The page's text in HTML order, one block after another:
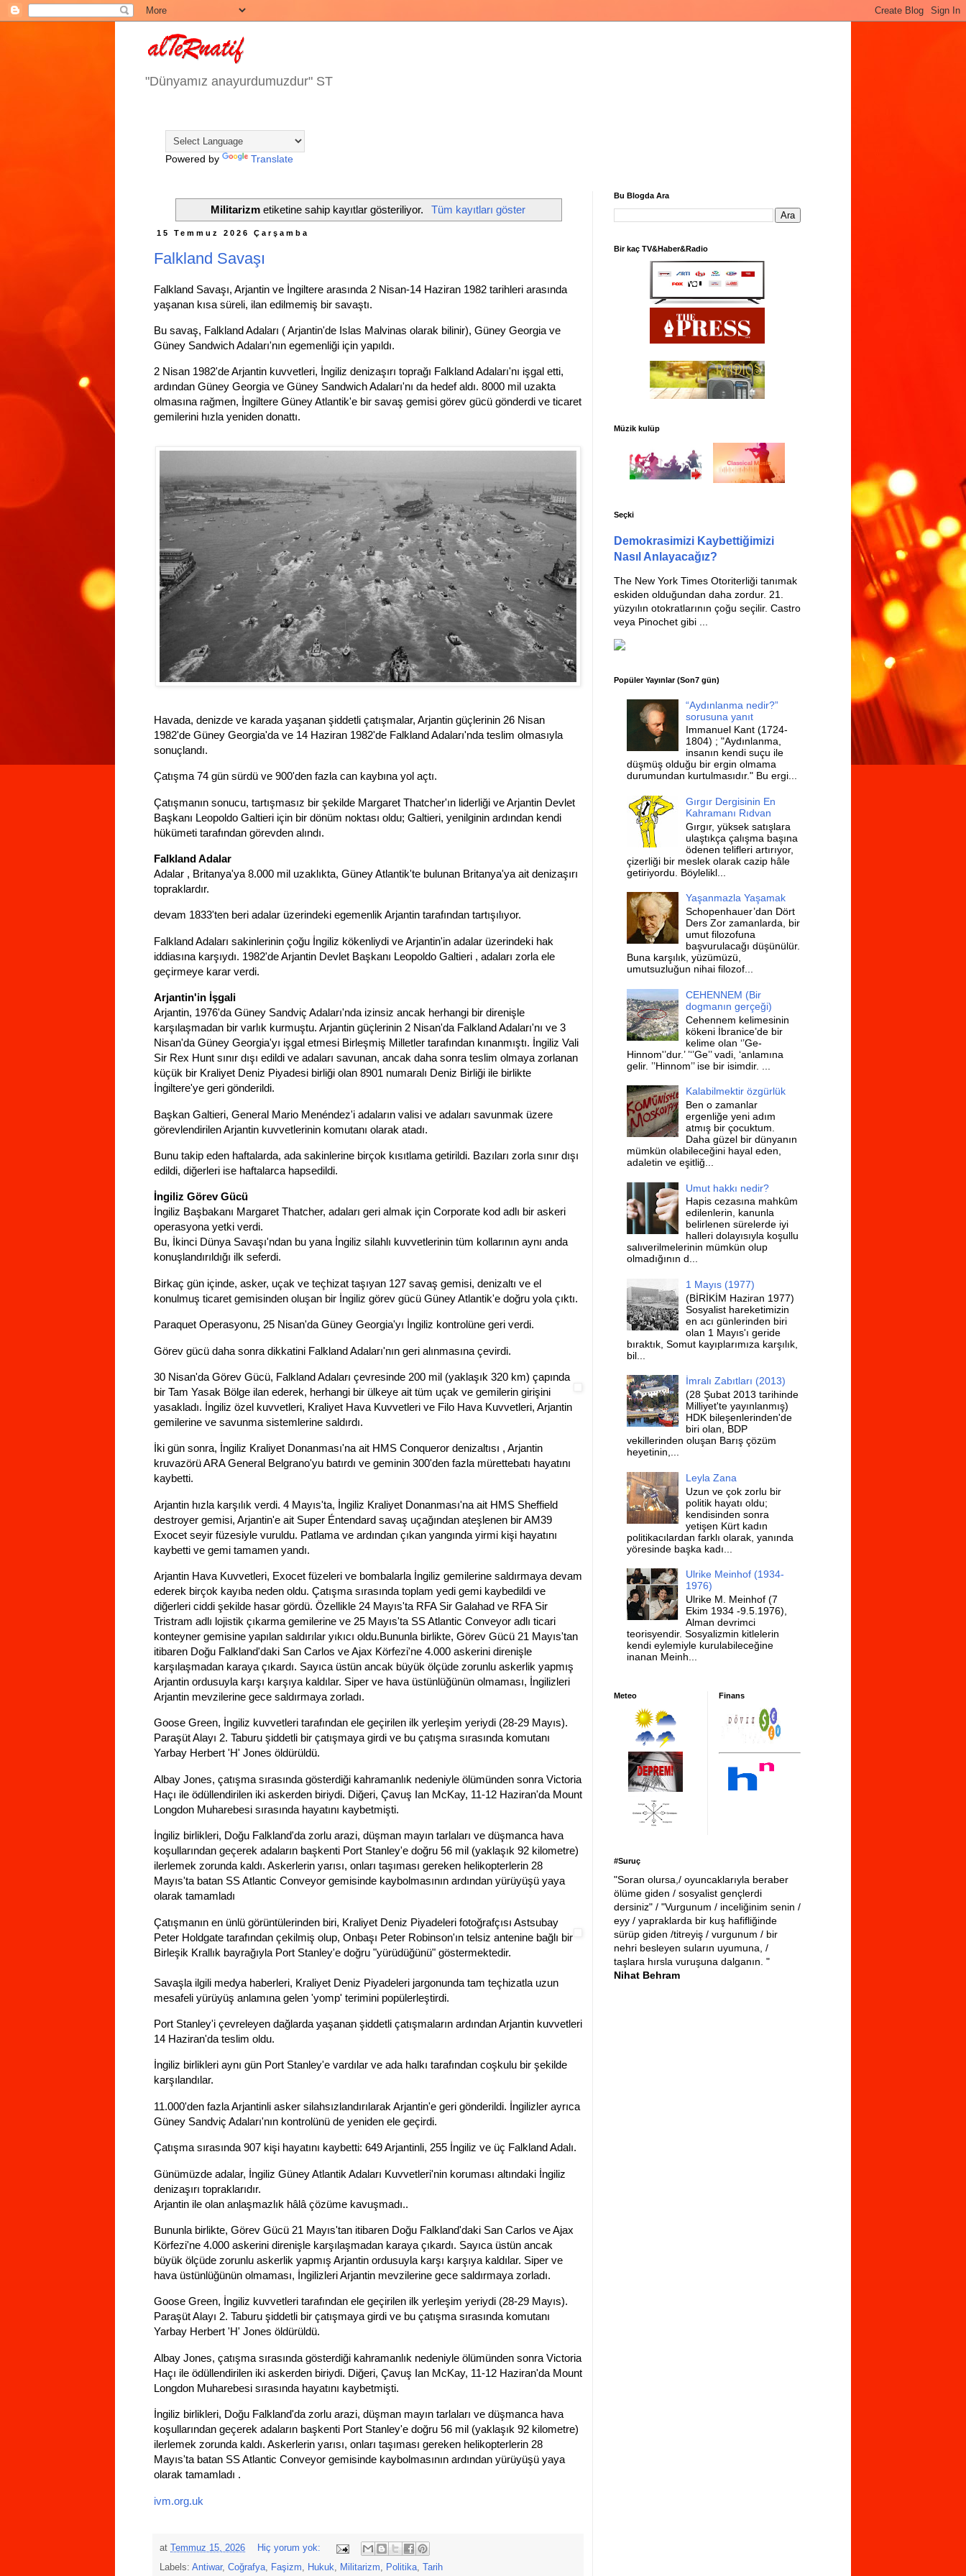
"Dünyamız anayurdumuzdur" ST
Powered by Translate
Militarizm etiketine sahip kayıtlar gösteriliyor. Tüm kayıtları göster
15 Temmuz 2026 Çarşamba
Falkland Savaşı
Falkland Savaşı, Arjantin ve İngiltere arasında 2 Nisan-14 Haziran 1982 tarihleri ​​arasında
yaşanan kısa süreli, ilan edilmemiş bir savaştı.
Bu savaş, Falkland Adaları ( Arjantin'de Islas Malvinas olarak bilinir), Güney Georgia ve
Güney Sandwich Adaları'nın egemenliği için yapıldı.
2 Nisan 1982'de Arjantin kuvvetleri, İngiliz denizaşırı toprağı Falkland Adaları'nı işgal etti,
ardından Güney Georgia ve Güney Sandwich Adaları'nı da hedef aldı. 8000 mil uzakta
olmasına rağmen, İngiltere Güney Atlantik'e bir savaş gemisi görev gücü gönderdi ve ticaret
gemilerini hızla yeniden donattı.
Havada, denizde ve karada yaşanan şiddetli çatışmalar, Arjantin güçlerinin 26 Nisan
1982'de Güney Georgia'da ve 14 Haziran 1982'de Falkland Adaları'nda teslim olmasıyla
sonuçlandı.
Çatışma 74 gün sürdü ve 900'den fazla can kaybına yol açtı.
Çatışmanın sonucu, tartışmasız bir şekilde Margaret Thatcher'ın liderliği ve Arjantin Devlet
Başkanı Leopoldo Galtieri için bir dönüm noktası oldu; Galtieri, yenilginin ardından kendi
hükümeti tarafından görevden alındı.
Falkland Adalar
Adalar , Britanya'ya 8.000 mil uzaklıkta, Güney Atlantik'te bulunan Britanya'ya ait denizaşırı
topraklardır.
devam 1833'ten beri adalar üzerindeki egemenlik Arjantin tarafından tartışılıyor.
Falkland Adaları sakinlerinin çoğu İngiliz kökenliydi ve Arjantin'in adalar üzerindeki hak
iddiasına karşıydı. 1982'de Arjantin Devlet Başkanı Leopoldo Galtieri , adaları zorla ele
geçirmeye karar verdi.
Arjantin'in İşgali
Arjantin, 1976'da Güney Sandviç Adaları'nda izinsiz ancak herhangi bir direnişle
karşılaşmadan bir varlık kurmuştu. Arjantin güçlerinin 2 Nisan'da Falkland Adaları'nı ve 3
Nisan'da Güney Georgia'yı işgal etmesi Birleşmiş Milletler tarafından kınanmıştı. İngiliz Vali
Sir Rex Hunt sınır dışı edildi ve adaları savunan, ancak daha sonra teslim olmaya zorlanan
küçük bir Kraliyet Deniz Piyadesi birliği olan 8901 numaralı Deniz Birliği ile birlikte
İngiltere'ye geri gönderildi.
Başkan Galtieri, General Mario Menéndez'i adaların valisi ve adaları savunmak üzere
görevlendirilen Arjantin kuvvetlerinin komutanı olarak atadı.
Bunu takip eden haftalarda, ada sakinlerine birçok kısıtlama getirildi. Bazıları zorla sınır dışı
edildi, diğerleri ise haftalarca hapsedildi.
İngiliz Görev Gücü
İngiliz Başbakanı Margaret Thatcher, adaları geri almak için Corporate kod adlı bir askeri
operasyona yetki verdi.
Bu, İkinci Dünya Savaşı'ndan bu yana İngiliz silahlı kuvvetlerinin tüm kollarının aynı anda
konuşlandırıldığı ilk seferdi.
Birkaç gün içinde, asker, uçak ve teçhizat taşıyan 127 savaş gemisi, denizaltı ve el
konulmuş ticaret gemisinden oluşan bir İngiliz görev gücü Güney Atlantik'e doğru yola çıktı.
Paraquet Operasyonu, 25 Nisan'da Güney Georgia'yı İngiliz kontrolüne geri verdi.
Görev gücü daha sonra dikkatini Falkland Adaları'nın geri alınmasına çevirdi.
30 Nisan'da Görev Gücü, Falkland Adaları çevresinde 200 mil (yaklaşık 320 km) çapında
bir Tam Yasak Bölge ilan ederek, herhangi bir ülkeye ait tüm uçak ve gemilerin girişini
yasakladı. İngiliz özel kuvvetleri, Kraliyet Hava Kuvvetleri ve Filo Hava Kuvvetleri, Arjantin
gemilerine ve savunma sistemlerine saldırdı.
İki gün sonra, İngiliz Kraliyet Donanması'na ait HMS Conqueror denizaltısı , Arjantin
kruvazörü ARA General Belgrano'yu batırdı ve geminin 300'den fazla mürettebatı hayatını
kaybetti.
Arjantin hızla karşılık verdi. 4 Mayıs'ta, İngiliz Kraliyet Donanması'na ait HMS Sheffield
destroyer gemisi, Arjantin'e ait Super Éntendard savaş uçağından ateşlenen bir AM39
Exocet seyir füzesiyle vuruldu. Patlama ve ardından çıkan yangında yirmi kişi hayatını
kaybetti ve gemi tamamen yandı.
Arjantin Hava Kuvvetleri, Exocet füzeleri ve bombalarla İngiliz gemilerine saldırmaya devam
ederek birçok kayıba neden oldu. Çatışma sırasında toplam yedi gemi kaybedildi ve
diğerleri ciddi şekilde hasar gördü. Özellikle 24 Mayıs'ta RFA Sir Galahad ve RFA Sir
Tristram adlı lojistik çıkarma gemilerine ve 25 Mayıs'ta SS Atlantic Conveyor adlı ticari
konteyner gemisine yapılan saldırılar yıkıcı oldu.Bununla birlikte, Görev Gücü 21 Mayıs'tan
itibaren Doğu Falkland'daki San Carlos ve Ajax Körfezi'ne 4.000 askerini direnişle
karşılaşmadan karaya çıkardı. Sayıca üstün ancak büyük ölçüde zorunlu askerlik yapmış
Arjantin ordusuyla karşı karşıya kaldılar. Siper ve hava üstünlüğünün olmaması, İngilizleri
Arjantin mevzilerine gece saldırmaya zorladı.
Goose Green, İngiliz kuvvetleri tarafından ele geçirilen ilk yerleşim yeriydi (28-29 Mayıs).
Paraşüt Alayı 2. Taburu şiddetli bir çatışmaya girdi ve bu çatışma sırasında komutanı
Yarbay Herbert 'H' Jones öldürüldü.
Albay Jones, çatışma sırasında gösterdiği kahramanlık nedeniyle ölümünden sonra Victoria
Haçı ile ödüllendirilen iki askerden biriydi. Diğeri, Çavuş Ian McKay, 11-12 Haziran'da Mount
Longdon Muharebesi sırasında hayatını kaybetmişti.
İngiliz birlikleri, Doğu Falkland'da zorlu arazi, düşman mayın tarlaları ve düşmanca hava
koşullarından geçerek adaların başkenti Port Stanley'e doğru 56 mil (yaklaşık 92 kilometre)
ilerlemek zorunda kaldı. Askerlerin yarısı, onları taşıması gereken helikopterlerin 28
Mayıs'ta batan SS Atlantic Conveyor gemisinde kaybolmasının ardından yürüyüşü yaya
olarak tamamladı
Çatışmanın en ünlü görüntülerinden biri, Kraliyet Deniz Piyadeleri fotoğrafçısı Astsubay
Peter Holdgate tarafından çekilmiş olup, Onbaşı Peter Robinson'ın telsiz antenine bağlı bir
Birleşik Krallık bayrağıyla Port Stanley'e doğru "yürüdüğünü" göstermektedir.
Savaşla ilgili medya haberleri, Kraliyet Deniz Piyadeleri jargonunda tam teçhizatla uzun
mesafeli yürüyüş anlamına gelen 'yomp' terimini popülerleştirdi.
Port Stanley'i çevreleyen dağlarda yaşanan şiddetli çatışmaların ardından Arjantin kuvvetleri
14 Haziran'da teslim oldu.
İngiliz birlikleri aynı gün Port Stanley'e vardılar ve ada halkı tarafından coşkulu bir şekilde
karşılandılar.
11.000'den fazla Arjantinli asker silahsızlandırılarak Arjantin'e geri gönderildi. İngilizler ayrıca
Güney Sandviç Adaları'nın kontrolünü de yeniden ele geçirdi.
Çatışma sırasında 907 kişi hayatını kaybetti: 649 Arjantinli, 255 İngiliz ve üç Falkland Adalı.
Günümüzde adalar, İngiliz Güney Atlantik Adaları Kuvvetleri'nin koruması altındaki İngiliz
denizaşırı topraklarıdır.
Arjantin ile olan anlaşmazlık hâlâ çözüme kavuşmadı..
Bununla birlikte, Görev Gücü 21 Mayıs'tan itibaren Doğu Falkland'daki San Carlos ve Ajax
Körfezi'ne 4.000 askerini direnişle karşılaşmadan karaya çıkardı. Sayıca üstün ancak
büyük ölçüde zorunlu askerlik yapmış Arjantin ordusuyla karşı karşıya kaldılar. Siper ve
hava üstünlüğünün olmaması, İngilizleri Arjantin mevzilerine gece saldırmaya zorladı.
Goose Green, İngiliz kuvvetleri tarafından ele geçirilen ilk yerleşim yeriydi (28-29 Mayıs).
Paraşüt Alayı 2. Taburu şiddetli bir çatışmaya girdi ve bu çatışma sırasında komutanı
Yarbay Herbert 'H' Jones öldürüldü.
Albay Jones, çatışma sırasında gösterdiği kahramanlık nedeniyle ölümünden sonra Victoria
Haçı ile ödüllendirilen iki askerden biriydi. Diğeri, Çavuş Ian McKay, 11-12 Haziran'da Mount
Longdon Muharebesi sırasında hayatını kaybetmişti.
İngiliz birlikleri, Doğu Falkland'da zorlu arazi, düşman mayın tarlaları ve düşmanca hava
koşullarından geçerek adaların başkenti Port Stanley'e doğru 56 mil (yaklaşık 92 kilometre)
ilerlemek zorunda kaldı. Askerlerin yarısı, onları taşıması gereken helikopterlerin 28
Mayıs'ta batan SS Atlantic Conveyor gemisinde kaybolmasının ardından yürüyüşü yaya
olarak tamamladı .
ivm.org.uk
at Temmuz 15, 2026
Hiç yorum yok:
Labels: Antiwar, Coğrafya, Faşizm, Hukuk, Militarizm, Politika, Tarih
Bu Blogda Ara
Bir kaç TV&Haber&Radio
Müzik kulüp
Seçki
Demokrasimizi Kaybettiğimizi
Nasıl Anlayacağız?
The New York Times Otoriterliği tanımak
eskiden olduğundan daha zordur. 21.
yüzyılın otokratlarının çoğu seçilir. Castro
veya Pinochet gibi ...
Popüler Yayınlar (Son7 gün)
“Aydınlanma nedir?”
sorusuna yanıt
Immanuel Kant (1724-
1804) ; "Aydınlanma,
insanın kendi suçu ile
düşmüş olduğu bir ergin olmama
durumundan kurtulmasıdır." Bu ergi...
Gırgır Dergisinin En
Kahramanı Rıdvan
Gırgır, yüksek satışlara
ulaştıkça çalışma başına
ödenen telifleri artırıyor,
çizerliği bir meslek olarak cazip hâle
getiriyordu. Böylelikl...
Yaşanmazla Yaşamak
Schopenhauer’dan Dört
Ders Zor zamanlarda, bir
umut filozofuna
başvurulacağı düşünülür.
Buna karşılık, yüzümüzü,
umutsuzluğun nihai filozof...
CEHENNEM (Bir
dogmanın gerçeği)
Cehennem kelimesinin
kökeni İbranice’de bir
kelime olan ‘’Ge-
Hinnom'’dur.’ ’‘’Ge’’ vadi, ‘anlamına
gelir. ’’Hinnom’’ ise bir isimdir. ...
Kalabilmektir özgürlük
Ben o zamanlar
ergenliğe yeni adım
atmış bir çocuktum.
Daha güzel bir dünyanın
mümkün olabileceğini hayal eden,
adaletin ve eşitliğ...
Umut hakkı nedir?
Hapis cezasına mahkûm
edilenlerin, kanunla
belirlenen sürelerde iyi
halleri dolayısıyla koşullu
salıverilmelerinin mümkün olup
olmadığının d...
1 Mayıs (1977)
(BİRİKİM Haziran 1977)
Sosyalist hareketimizin
en acı günlerinden biri
olan 1 Mayıs'ı geride
bıraktık, Somut kayıplarımıza karşılık,
bil...
İmralı Zabıtları (2013)
(28 Şubat 2013 tarihinde
Milliyet'te yayınlanmış)
HDK bileşenlerinden'de
biri olan, BDP
vekillerinden oluşan Barış çözüm
heyetinin,...
Leyla Zana
Uzun ve çok zorlu bir
politik hayatı oldu;
kendisinden sonra
yetişen Kürt kadın
politikacılardan farklı olarak, yanında
yöresinde başka kadı...
Ulrike Meinhof (1934-
1976)
Ulrike M. Meinhof (7
Ekim 1934 -9.5.1976),
Alman devrimci
teorisyendir. Sosyalizmin kitlelerin
kendi eylemiyle kurulabileceğine
inanan Meinh...
Meteo Finans
#Suruç
"Soran olursa,/ oyuncaklarıyla beraber
ölüme giden / sosyalist gençlerdi
dersiniz" / "Vurgunum / inceliğinim senin /
eyy / yapraklarda bir kuş hafifliğinde
sürüp giden /titreyiş / vurgunum / bir
nehri besleyen suların uyumuna, /
taşlara hırsla vuruşuna dalganın. "
Nihat Behram